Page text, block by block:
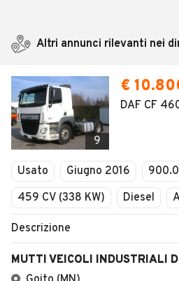
Altri annunci rilevanti nei
9
€
DAF CF
Usato Giugno 2016
459 CV (338 KW)
Diesel
Descrizione